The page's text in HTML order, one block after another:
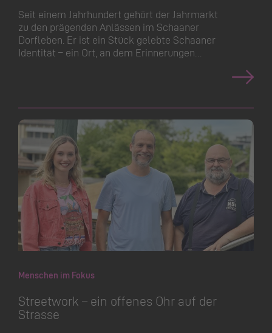
Seit einem Jahrhundert gehört der Jahrmarkt
zu den prägenden Anlässen im Schaaner
Dorfleben. Er ist ein Stück gelebte Schaaner
Identität – ein Ort, an dem Erinnerungen…
Menschen im Fokus
Streetwork – ein offenes Ohr auf der
Strasse